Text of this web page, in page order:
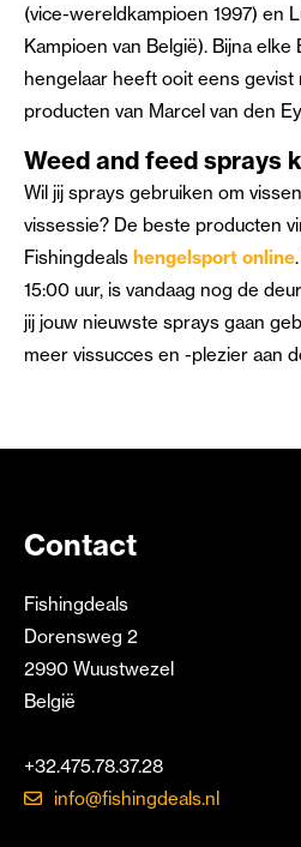
(vice-wereldkampioen 1997) en
Kampioen van België). Bijna
hengelaar heeft ooit eens gevist
producten van Marcel van den
Weed and feed sprays
Wil jij sprays gebruiken om
vissessie? De beste producten
Fishingdeals hengelsport online
15:00 uur, is vandaag nog de
jij jouw nieuwste sprays gaan
meer vissucces en -plezier aan
Contact
Fishingdeals
Dorensweg 2
2990 Wuustwezel
België
+32.475.78.37.28
info@fishingdeals.nl